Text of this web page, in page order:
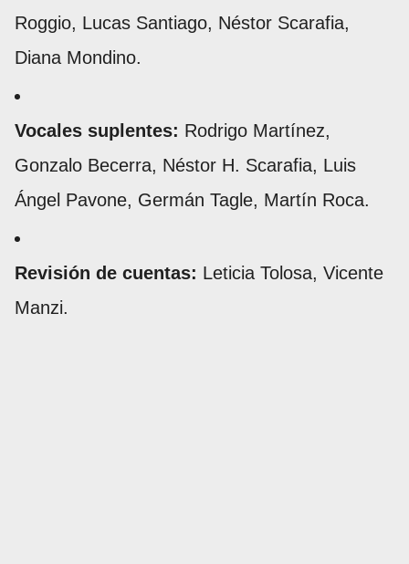
Roggio, Lucas Santiago, Néstor Scarafia,
Diana Mondino.
Vocales suplentes: Rodrigo Martínez,
Gonzalo Becerra, Néstor H. Scarafia, Luis
Ángel Pavone, Germán Tagle, Martín Roca.
Revisión de cuentas: Leticia Tolosa, Vicente
Manzi.